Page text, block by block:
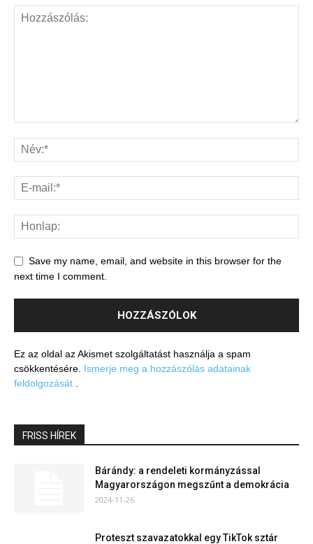
Save my name, email, and website in this browser for the
next time I comment.
Ez az oldal az Akismet szolgáltatást használja a spam
csökkentésére. Ismerje meg a hozzászólás adatainak
feldolgozását
FRISS HÍREK
Bárándy: a rendeleti kormányzással
Magyarországon megszűnt a demokrácia
2024-11-26
Proteszt szavazatokkal egy TikTok sztár